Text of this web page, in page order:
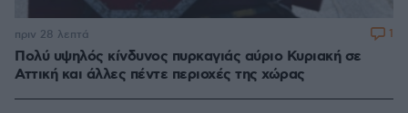
Πολύ υψηλός κίνδυνος πυρκαγιάς αύριο Κυριακή σε
Αττική και άλλες πέντε περιοχές της χώρας
πριν 28 λεπτά 1